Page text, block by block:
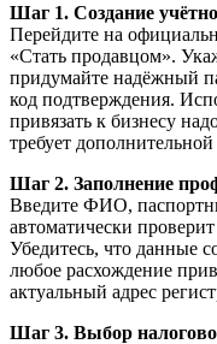
Шаг 1. Создание
Перейдите на
«Стать продавцом».
придумайте надёжный
код подтверждения.
привязать к бизнесу
требует
Шаг 2. Заполнение
Введите ФИО,
автоматически
Убедитесь, что данные
любое расхождение
актуальный адрес
Шаг 3. Выбор